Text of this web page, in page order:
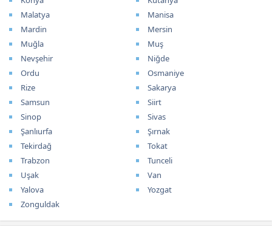
Malatya
Manisa
Mardin
Mersin
Muğla
Muş
Nevşehir
Niğde
Ordu
Osmaniye
Rize
Sakarya
Samsun
Siirt
Sinop
Sivas
Şanlıurfa
Şırnak
Tekirdağ
Tokat
Trabzon
Tunceli
Uşak
Van
Yalova
Yozgat
Zonguldak